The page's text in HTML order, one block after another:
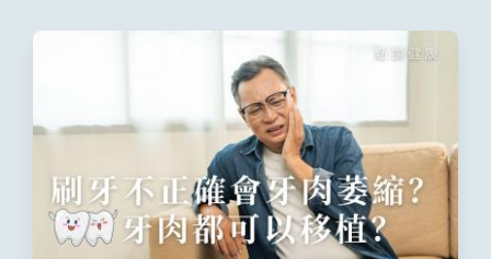
化，破解老年人口腔问题根源，并列举十大脑退化症
前兆，教你用「关键护牙习惯」阻断认知衰退链！